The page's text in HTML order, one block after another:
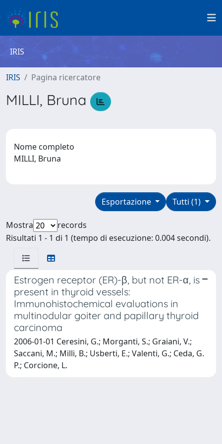
IRIS
IRIS Pagina ricercatore
MILLI, Bruna
Nome completo
MILLI, Bruna
Tutti (1)
Esportazione
Mostra
records
Risultati 1 - 1 di 1 (tempo di esecuzione: 0.004 secondi).
Estrogen receptor (ER)-β, but not ER-α, is
present in thyroid vessels:
Immunohistochemical evaluations in
multinodular goiter and papillary thyroid
carcinoma
2006-01-01 Ceresini, G.; Morganti, S.; Graiani, V.;
Saccani, M.; Milli, B.; Usberti, E.; Valenti, G.; Ceda, G.
P.; Corcione, L.